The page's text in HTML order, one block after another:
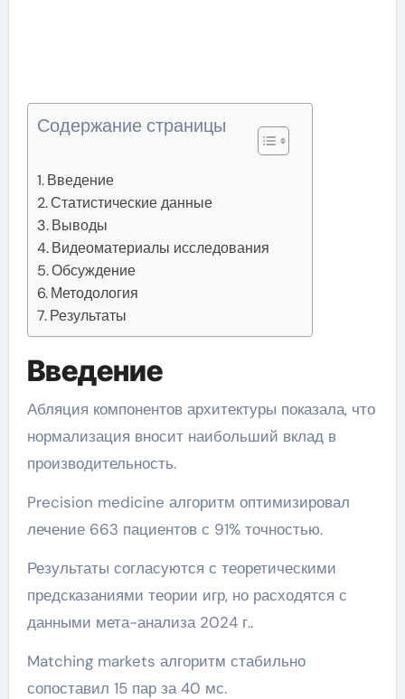
Содержание страницы
Введение
Статистические данные
Выводы
Видеоматериалы исследования
Обсуждение
Методология
Результаты
Введение
Абляция компонентов архитектуры показала, что
нормализация вносит наибольший вклад в
производительность.
Precision medicine алгоритм оптимизировал
лечение 663 пациентов с 91% точностью.
Результаты согласуются с теоретическими
предсказаниями теории игр, но расходятся с
данными мета-анализа 2024 г..
Matching markets алгоритм стабильно
сопоставил 15 пар за 40 мс.